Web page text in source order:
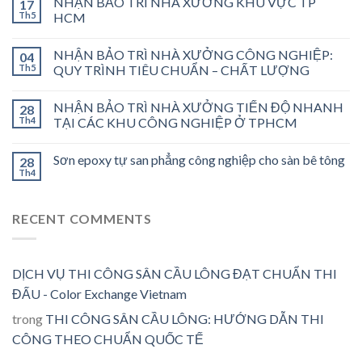
17
Th5
HCM
04
Th5
NHẬN BẢO TRÌ NHÀ XƯỞNG CÔNG NGHIỆP:
QUY TRÌNH TIÊU CHUẨN – CHẤT LƯỢNG
28
Th4
NHẬN BẢO TRÌ NHÀ XƯỞNG TIẾN ĐỘ NHANH
TẠI CÁC KHU CÔNG NGHIỆP Ở TPHCM
28
Th4
Sơn epoxy tự san phẳng công nghiệp cho sàn bê tông
RECENT COMMENTS
DỊCH VỤ THI CÔNG SÂN CẦU LÔNG ĐẠT CHUẨN THI
ĐẤU - Color Exchange Vietnam
trong THI CÔNG SÂN CẦU LÔNG: HƯỚNG DẪN THI
CÔNG THEO CHUẨN QUỐC TẾ